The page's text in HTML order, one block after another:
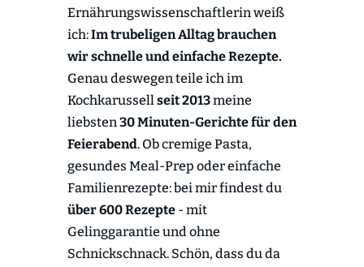
Ernährungswissenschaftlerin weiß
ich:Im trubeligen Alltag brauchen
wir schnelle und einfache Rezepte.
Genau deswegen teile ich im
Kochkarussellseit 2013meine
liebsten30 Minuten-Gerichte für den
Feierabend. Ob cremige Pasta,
gesundes Meal-Prep oder einfache
Familienrezepte: bei mir findest du
über 600 Rezepte- mit
Gelinggarantie und ohne
Schnickschnack. Schön, dass du da